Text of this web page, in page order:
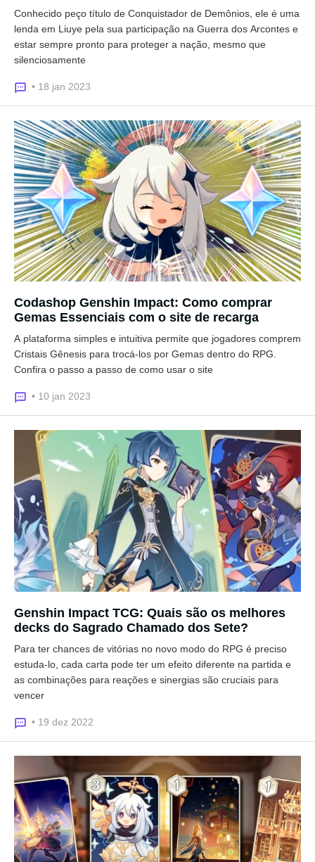
Conhecido peço título de Conquistador de Demônios, ele é uma
lenda em Liuye pela sua participação na Guerra dos Arcontes e
estar sempre pronto para proteger a nação, mesmo que
silenciosamente
• 18 jan 2023
Codashop Genshin Impact: Como comprar
Gemas Essenciais com o site de recarga
A plataforma simples e intuitiva permite que jogadores comprem
Cristais Gênesis para trocá-los por Gemas dentro do RPG.
Confira o passo a passo de como usar o site
• 10 jan 2023
Genshin Impact TCG: Quais são os melhores
decks do Sagrado Chamado dos Sete?
Para ter chances de vitórias no novo modo do RPG é preciso
estuda-lo, cada carta pode ter um efeito diferente na partida e
as combinações para reações e sinergias são cruciais para
vencer
• 19 dez 2022